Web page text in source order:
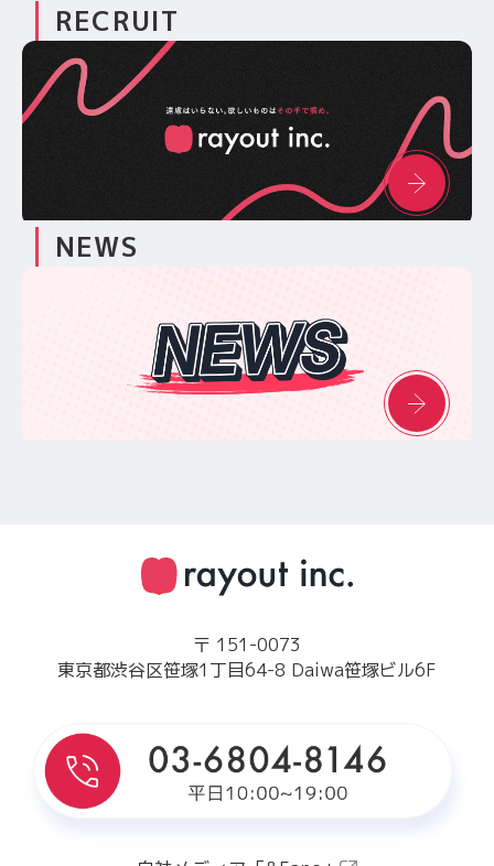
RECRUIT
NEWS
〒 151-0073
東京都渋谷区笹塚1丁目64-8 Daiwa笹塚ビル6F